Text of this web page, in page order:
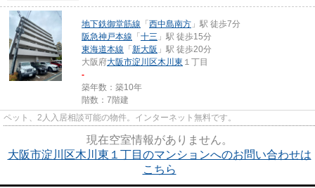
地下鉄御堂筋線 「 西中島南方 」駅 徒歩7分
阪急神戸本線 「 十三 」駅 徒歩15分
東海道本線 「 新大阪 」駅 徒歩20分
大阪府大阪市淀川区木川東 １丁目
-
築年数：築10年
階数：7階建
ペット、2人入居相談可能の物件。インターネット無料です。
現在空室情報がありません。
大阪市淀川区木川東１丁目のマンションへのお問い合わせは
こちら